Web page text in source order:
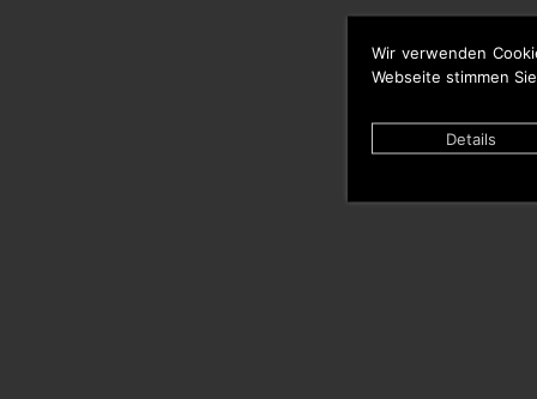
Wir verwenden
Webseite stimmen
Details